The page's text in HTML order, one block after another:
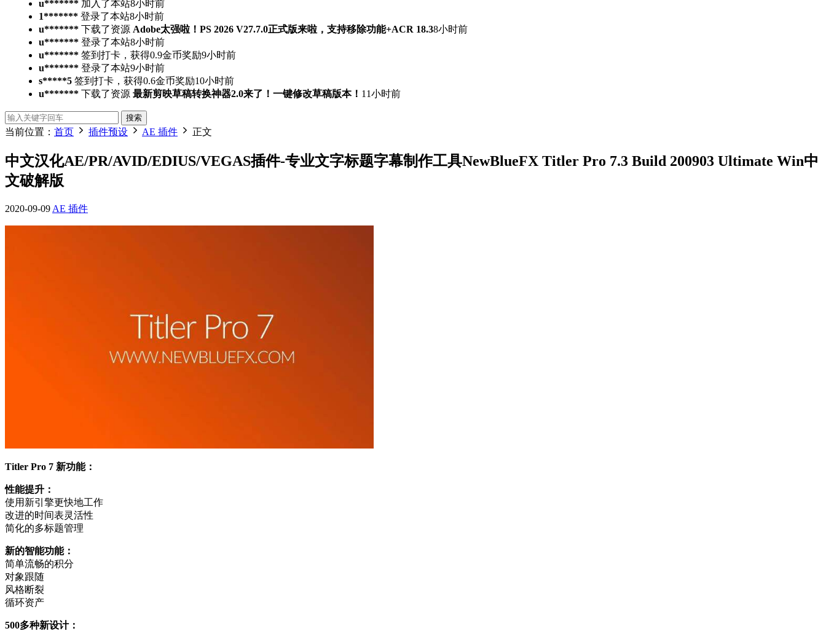
u******* 加入了本站8小时前
1******* 登录了本站8小时前
u******* 下载了资源 Adobe太强啦！PS 2026 V27.7.0正式版来啦，支持移除功能+ACR 18.38小时前
u******* 登录了本站8小时前
u******* 签到打卡，获得0.9金币奖励9小时前
u******* 登录了本站9小时前
s*****5 签到打卡，获得0.6金币奖励10小时前
u******* 下载了资源 最新剪映草稿转换神器2.0来了！一键修改草稿版本！ 11小时前
搜索
当前位置： 首页 插件预设 AE 插件 正文
中文汉化AE/PR/AVID/EDIUS/VEGAS插件-专业文字标题字幕制作工具NewBlueFX Titler Pro 7.3 Build 200903 Ultimate Win中
文破解版
2020-09-09 AE 插件
Titler Pro 7 新功能：
性能提升：
使用新引擎更快地工作
改进的时间表灵活性
简化的多标题管理
新的智能功能：
简单流畅的积分
对象跟随
风格断裂
循环资产
500多种新设计：